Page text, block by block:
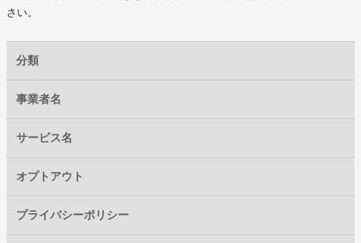
さい。
分類
事業者名
サービス名
オプトアウト
プライバシーポリシー